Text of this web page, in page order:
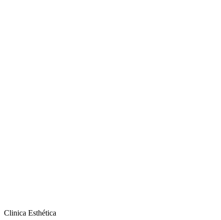
Clinica Esthética